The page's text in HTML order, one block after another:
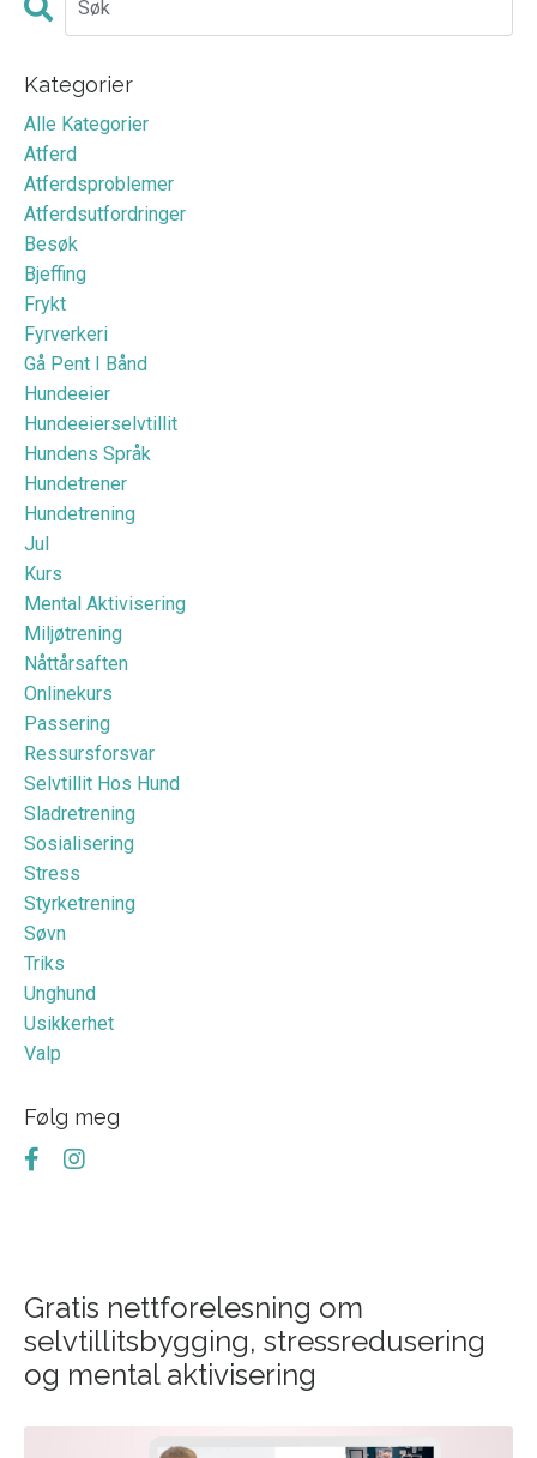
Kategorier
Alle Kategorier
Atferd
Atferdsproblemer
Atferdsutfordringer
Besøk
Bjeffing
Frykt
Fyrverkeri
Gå Pent I Bånd
Hundeeier
Hundeeierselvtillit
Hundens Språk
Hundetrener
Hundetrening
Jul
Kurs
Mental Aktivisering
Miljøtrening
Nåttårsaften
Onlinekurs
Passering
Ressursforsvar
Selvtillit Hos Hund
Sladretrening
Sosialisering
Stress
Styrketrening
Søvn
Triks
Unghund
Usikkerhet
Valp
Følg meg
Gratis nettforelesning om
selvtillitsbygging, stressredusering
og mental aktivisering